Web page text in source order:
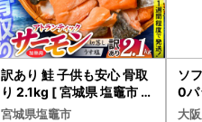
訳あり 鮭 子供も安心 骨取
り 2.1kg [ 宮城県 塩竈市 ]
鮭
宮城県塩竈市
ソ
0
大